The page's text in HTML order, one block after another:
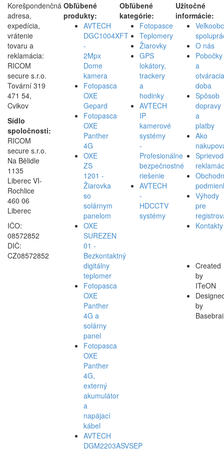
Korešpondenčná
adresa,
expedícia,
vrátenie
tovaru a
reklamácia:
RICOM
secure s.r.o.
Tovární 319
471 54,
Cvikov
Sídlo
spoločnosti:
RICOM
secure s.r.o.
Na Bělidle
1135
Liberec VI-
Rochlice
460 06
Liberec
IČO:
08572852
DIČ:
CZ08572852
Obľúbené
produkty:
AVTECH
DGC1004XFT
-
2Mpx
Dome
kamera
Fotopasca
OXE
Gepard
Fotopasca
OXE
Panther
4G
OXE
ZS
1201 -
Žiarovka
so
solárnym
panelom
OXE
SUREZEN
01 -
Bezkontaktný
digitálny
teplomer
Fotopasca
OXE
Panther
4G a
solárny
panel
Fotopasca
OXE
Panther
4G,
externý
akumulátor
a
napájací
kábel
AVTECH
DGM2203ASVSEP
Obľúbené
kategórie:
Fotopasce
Teplomery
Žiarovky
GPS
lokátory,
trackery
a
hodinky
AVTECH
IP
kamerové
systémy
-
Profesionálne
bezpečnostné
riešenie
AVTECH
-
HDCCTV
systémy
Užitočné
informácie:
O nás
Pobočky
a
otváracia
doba
Spôsob
dopravy
a
platby
Ako
Výhody
pre
Kontakty
Created
by
ITeON
by